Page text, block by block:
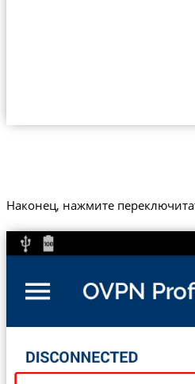
Наконец, нажмите